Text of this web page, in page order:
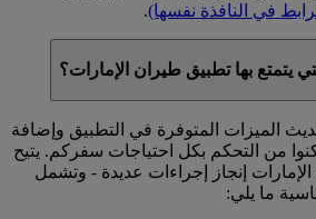
في النافذة نفسها).
يتمتع بها تطبيق طيران الإمارات؟
الميزات المتوفرة في التطبيق وإضافة
من التحكم بكل احتياجات سفركم. يتيح
إنجاز إجراءات عديدة - وتشمل
ما يلي: